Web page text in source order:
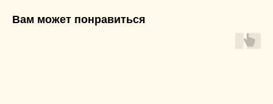
Вам может понравиться